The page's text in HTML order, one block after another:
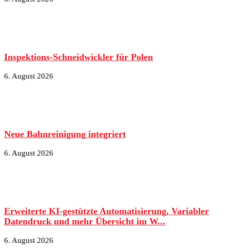
Inspektions-Schneidwickler für Polen
6. August 2026
Neue Bahnreinigung integriert
6. August 2026
Erweiterte KI-gestützte Automatisierung, Variabler
Datendruck und mehr Übersicht im W...
6. August 2026